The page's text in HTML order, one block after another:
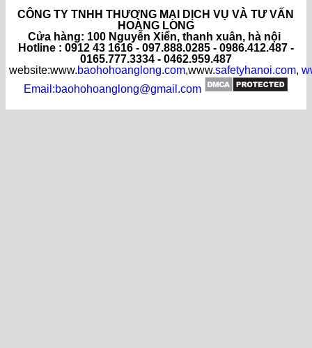
CÔNG TY TNHH THƯƠNG MẠI DỊCH VỤ VÀ TƯ VẤN
HOÀNG LONG
Cửa hàng: 100 Nguyễn Xiển, thanh xuân, hà nội
Hotline : 0912 43 1616 - 097.888.0285 - 0986.412.487 -
0165.777.3334 - 0462.959.487
website:www.baohohoanglong.com,www.safetyhanoi.com,
Email:baohohoanglong@gmail.com